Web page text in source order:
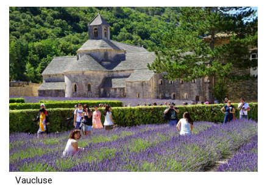
Vaucluse